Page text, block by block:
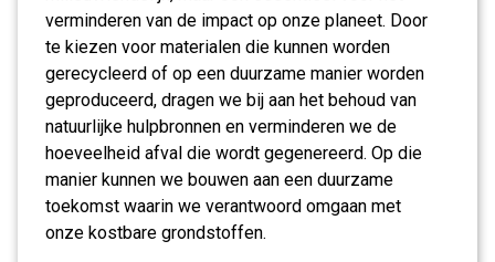
verminderen van de impact op onze planeet. Door
te kiezen voor materialen die kunnen worden
gerecycleerd of op een duurzame manier worden
geproduceerd, dragen we bij aan het behoud van
natuurlijke hulpbronnen en verminderen we de
hoeveelheid afval die wordt gegenereerd. Op die
manier kunnen we bouwen aan een duurzame
toekomst waarin we verantwoord omgaan met
onze kostbare grondstoffen.